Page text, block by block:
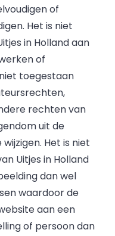
of
Het is niet
in Holland aan
of
toegestaan
rechten van
uit de
Het is niet
Uitjes in Holland
dan wel
waardoor de
aan een
of persoon dan